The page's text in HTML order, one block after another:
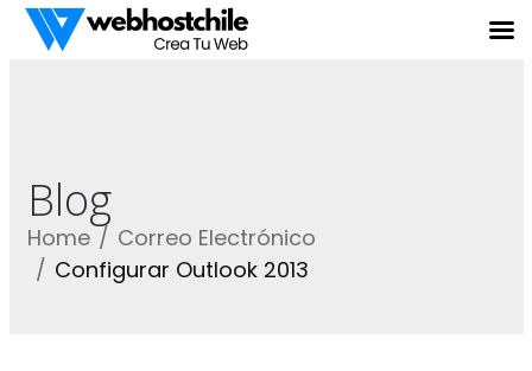
Blog
Home
Correo Electrónico
Configurar Outlook 2013